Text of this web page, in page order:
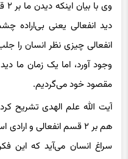
دید انفعالی یعنی بی‌اراده
انفعالی چیزی نظر انسان را
وجود آورد، اما یک زمان ما
مقصود خود می‌گردیم‌.
آیت الله علم الهدی تشریح
هم بر ۲ قسم انفعالی و
سراغ انسان می‌آید که این
خواندن، یک بینش ارادی است